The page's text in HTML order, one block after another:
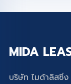
MIDA
บริษัท ไมด้าลิสซิ่